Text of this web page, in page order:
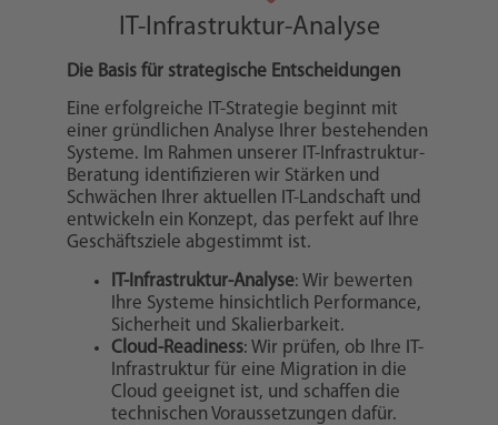
IT-Infrastruktur-Analyse
Die Basis für strategische Entscheidungen
Eine erfolgreiche IT-Strategie beginnt mit
einer gründlichen Analyse Ihrer bestehenden
Systeme. Im Rahmen unserer IT-Infrastruktur-
Beratung identifizieren wir Stärken und
Schwächen Ihrer aktuellen IT-Landschaft und
entwickeln ein Konzept, das perfekt auf Ihre
Geschäftsziele abgestimmt ist.
IT-Infrastruktur-Analyse: Wir bewerten
Ihre Systeme hinsichtlich Performance,
Sicherheit und Skalierbarkeit.
Cloud-Readiness: Wir prüfen, ob Ihre IT-
Infrastruktur für eine Migration in die
Cloud geeignet ist, und schaffen die
technischen Voraussetzungen dafür.